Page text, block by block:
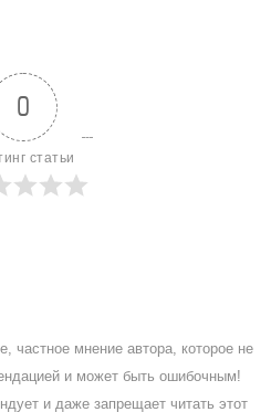
0
статьи
частное мнение автора, которое не
и может быть ошибочным!
и даже запрещает читать этот